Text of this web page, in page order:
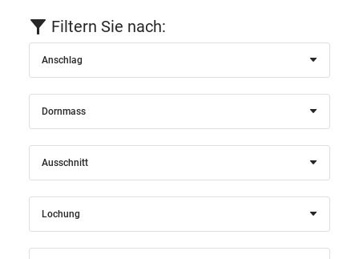
Filtern Sie nach:
Anschlag
Dornmass
Ausschnitt
Lochung